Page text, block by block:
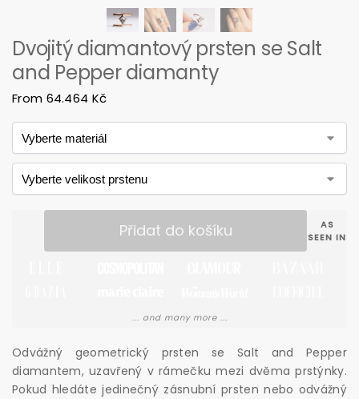
Dvojitý diamantový prsten se Salt
and Pepper diamanty
From 64.464 Kč
Odvážný geometrický prsten se Salt and Pepper
diamantem, uzavřený v rámečku mezi dvěma prstýnky.
Pokud hledáte jedinečný zásnubní prsten nebo odvážný
Přidat do košíku
AS
SEEN IN
... and many more ...